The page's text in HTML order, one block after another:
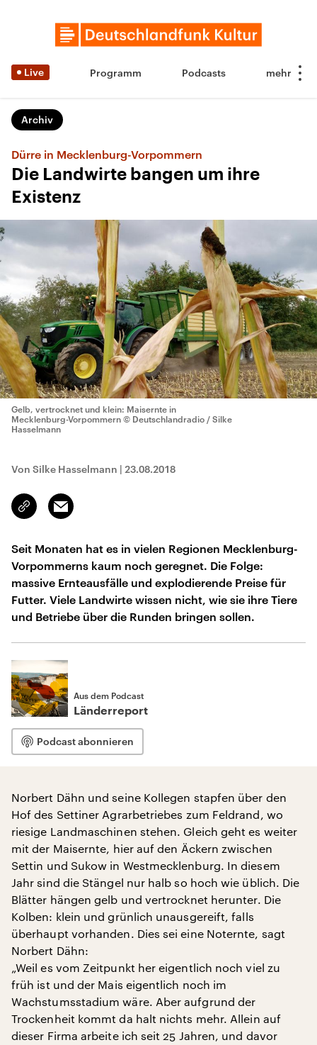
Live Programm Podcasts
Archiv
Dürre in Mecklenburg-Vorpommern
Die Landwirte bangen um ihre
Existenz
Gelb, vertrocknet und klein: Maisernte in
Mecklenburg-Vorpommern © Deutschlandradio / Silke
Hasselmann
Von Silke Hasselmann | 23.08.2018
Link
kopieren/teilen
Email
Seit Monaten hat es in vielen Regionen Mecklenburg-
Vorpommerns kaum noch geregnet. Die Folge:
massive Ernteausfälle und explodierende Preise für
Futter. Viele Landwirte wissen nicht, wie sie ihre Tiere
und Betriebe über die Runden bringen sollen.
Aus dem Podcast
Länderreport
Podcast abonnieren
Norbert Dähn und seine Kollegen stapfen über den
Hof des Settiner Agrarbetriebes zum Feldrand, wo
riesige Landmaschinen stehen. Gleich geht es weiter
mit der Maisernte, hier auf den Äckern zwischen
Settin und Sukow in Westmecklenburg. In diesem
Jahr sind die Stängel nur halb so hoch wie üblich. Die
Blätter hängen gelb und vertrocknet herunter. Die
Kolben: klein und grünlich unausgereift, falls
überhaupt vorhanden. Dies sei eine Noternte, sagt
Norbert Dähn:
„Weil es vom Zeitpunkt her eigentlich noch viel zu
früh ist und der Mais eigentlich noch im
Wachstumsstadium wäre. Aber aufgrund der
Trockenheit kommt da halt nichts mehr. Allein auf
dieser Firma arbeite ich seit 25 Jahren, und davor